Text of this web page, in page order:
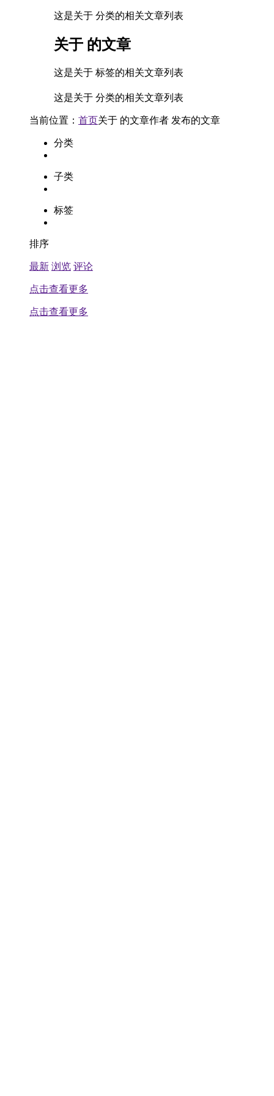
这是关于 分类的相关文章列表
关于 的文章
这是关于 标签的相关文章列表
这是关于 分类的相关文章列表
当前位置： 首页关于 的文章作者 发布的文章
分类
子类
标签
排序
最新 浏览 评论
点击查看更多
点击查看更多